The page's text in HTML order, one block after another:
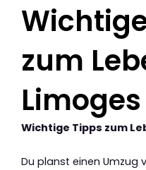
zum
Limoges
Wichtige Tipps zum
Du planst einen Umzug